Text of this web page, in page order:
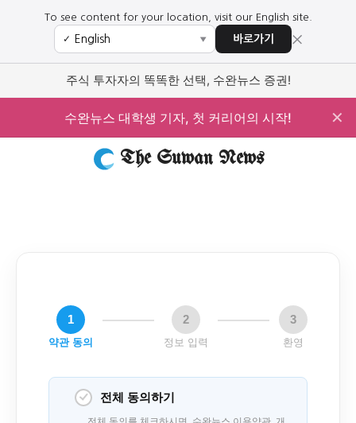
To see content for your location, visit our English site.
✓ ▼ 바로가기 ×
주식 투자자의 똑똑한 선택, 수완뉴스 증권!
수완뉴스 대학생 기자, 첫 커리어의 시작! ✕
The Suwan News
1
약관 동의
2
정보 입력
3
환영
전체 동의하기